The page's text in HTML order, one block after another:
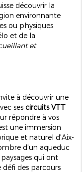
découvrir la
environnante
ou physiques.
et de la
et
à découvrir une
ses circuits VTT
répondre à vos
une immersion
et naturel d'Aix-
d'un aqueduc
qui ont
défi des parcours